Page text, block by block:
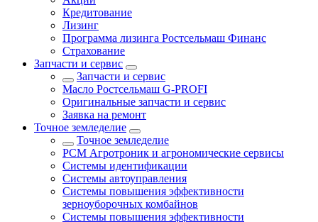
Кредитование
Лизинг
Программа лизинга Ростсельмаш Финанс
Страхование
Запчасти и сервис
Запчасти и сервис
Масло Ростсельмаш G-PROFI
Оригинальные запчасти и сервис
Заявка на ремонт
Точное земледелие
Точное земледелие
РСМ Агротроник и агрономические сервисы
Системы идентификации
Системы автоуправления
Системы повышения эффективности
зерноуборочных комбайнов
Системы повышения эффективности